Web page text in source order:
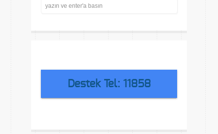
Destek Tel: 11858